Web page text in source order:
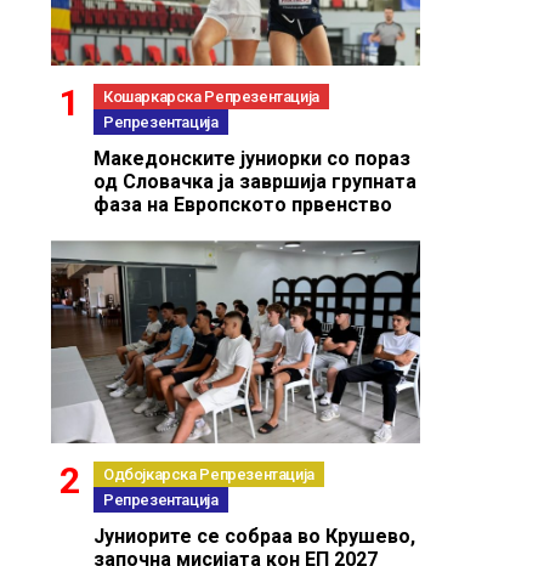
Кошаркарска Репрезентација
Репрезентација
Македонските јуниорки со пораз
од Словачка ја завршија групната
фаза на Европското првенство
Одбојкарска Репрезентација
Репрезентација
Јуниорите се собраа во Крушево,
започна мисијата кон ЕП 2027